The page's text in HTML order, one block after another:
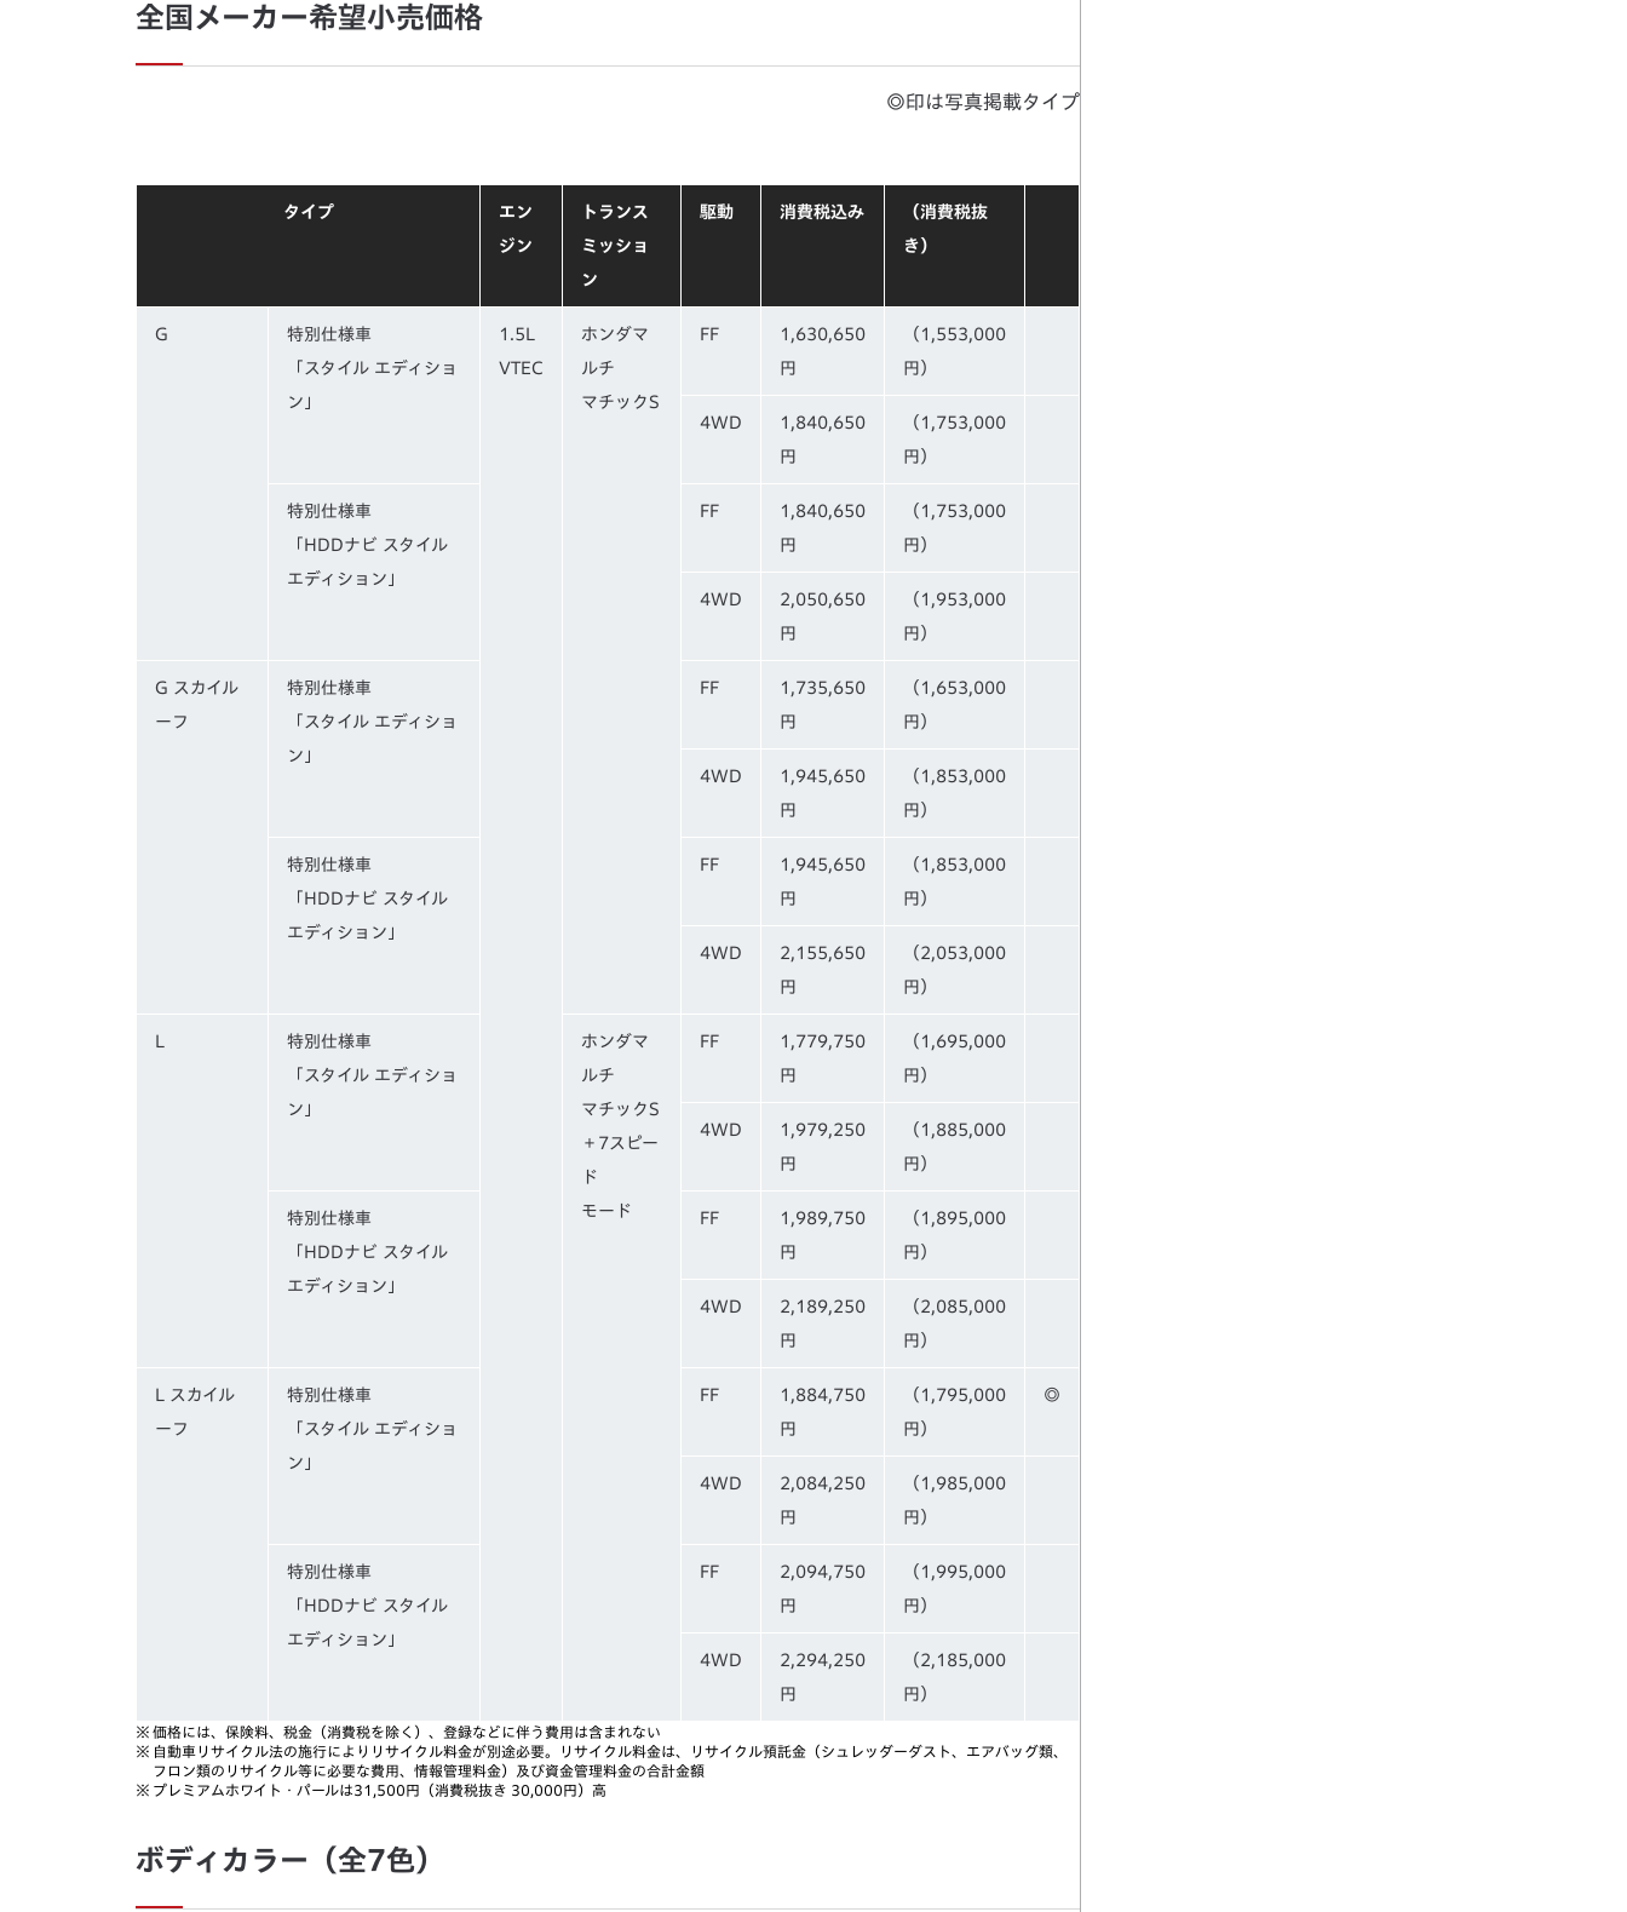
全国メーカー希望小売価格
◎印は写真掲載タイプ
タイプ
エン
ジン
トランス
ミッショ
ン
駆動 消費税込み
（消費税抜
き）
G
特別仕様車
「スタイル エディショ
ン」
1.5L
VTEC
ホンダマ
ルチ
マチックS
FF
1,630,650
円
（1,553,000
円）
4WD
1,840,650
円
（1,753,000
円）
特別仕様車
「HDDナビ スタイル
エディション」
FF
1,840,650
円
（1,753,000
円）
4WD
2,050,650
円
（1,953,000
円）
G スカイル
ーフ
特別仕様車
「スタイル エディショ
ン」
FF
1,735,650
円
（1,653,000
円）
4WD
1,945,650
円
（1,853,000
円）
特別仕様車
「HDDナビ スタイル
エディション」
FF
1,945,650
円
（1,853,000
円）
4WD
2,155,650
円
（2,053,000
円）
L
特別仕様車
「スタイル エディショ
ン」
ホンダマ
ルチ
マチックS
＋7スピー
ド
モード
FF
1,779,750
円
（1,695,000
円）
4WD
1,979,250
円
（1,885,000
円）
特別仕様車
「HDDナビ スタイル
エディション」
FF
1,989,750
円
（1,895,000
円）
4WD
2,189,250
円
（2,085,000
円）
L スカイル
ーフ
特別仕様車
「スタイル エディショ
ン」
FF
1,884,750
円
（1,795,000
円）
◎
4WD
2,084,250
円
（1,985,000
円）
特別仕様車
「HDDナビ スタイル
エディション」
FF
2,094,750
円
（1,995,000
円）
4WD
2,294,250
円
（2,185,000
円）
※ 価格には、保険料、税金（消費税を除く）、登録などに伴う費用は含まれない
※ 自動車リサイクル法の施行によりリサイクル料金が別途必要。リサイクル料金は、リサイクル預託金（シュレッダーダスト、エアバッグ類、
フロン類のリサイクル等に必要な費用、情報管理料金）及び資金管理料金の合計金額
※ プレミアムホワイト・パールは31,500円（消費税抜き 30,000円）高
ボディカラー（全7色）